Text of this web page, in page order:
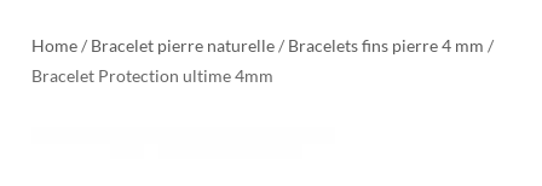
Home/ Bracelet pierre naturelle/ Bracelets fins pierre 4 mm /
Bracelet Protection ultime 4mm